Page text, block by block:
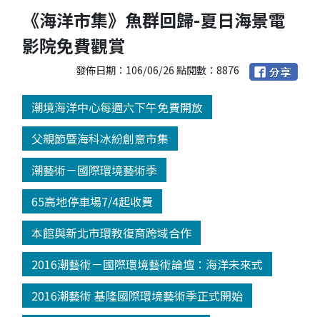
《海洋市集》魚群回歸-夏日海景電
影院免費觀賞
發佈日期：106/06/26 點閱數：8876
潮境海洋中心每週六下午免費開放
父親節暨海科冰紛創意市集
潮藝術－國際環境藝術季
65高地停車場7/4起收費
本館與新北市環教復育跨域合作
2016潮藝術－國際環境藝術論壇：海洋未來式
2016潮藝術 基隆國際環境藝術季正式開始